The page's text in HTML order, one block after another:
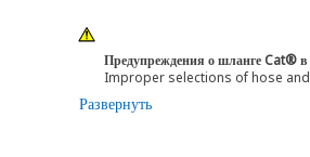
Предупреждения о шланге Cat® в
Improper selections of hose
Развернуть